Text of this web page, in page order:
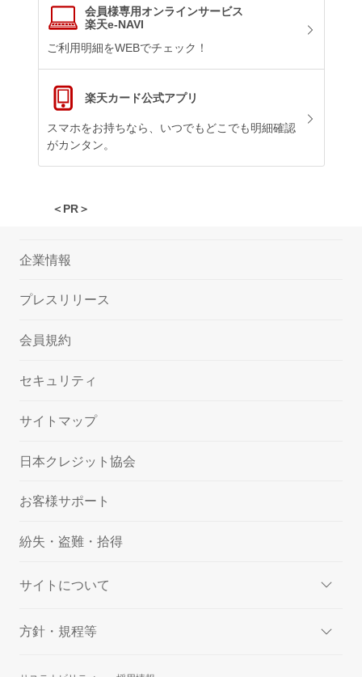
会員様専用オンラインサービス
楽天e-NAVI
ご利用明細をWEBでチェック！
楽天カード公式アプリ
スマホをお持ちなら、いつでもどこでも明細確認
がカンタン。
＜PR＞
企業情報
プレスリリース
会員規約
セキュリティ
サイトマップ
日本クレジット協会
お客様サポート
紛失・盗難・拾得
サイトについて
方針・規程等